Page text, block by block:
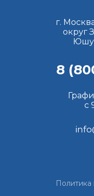
с
г.
округ
8